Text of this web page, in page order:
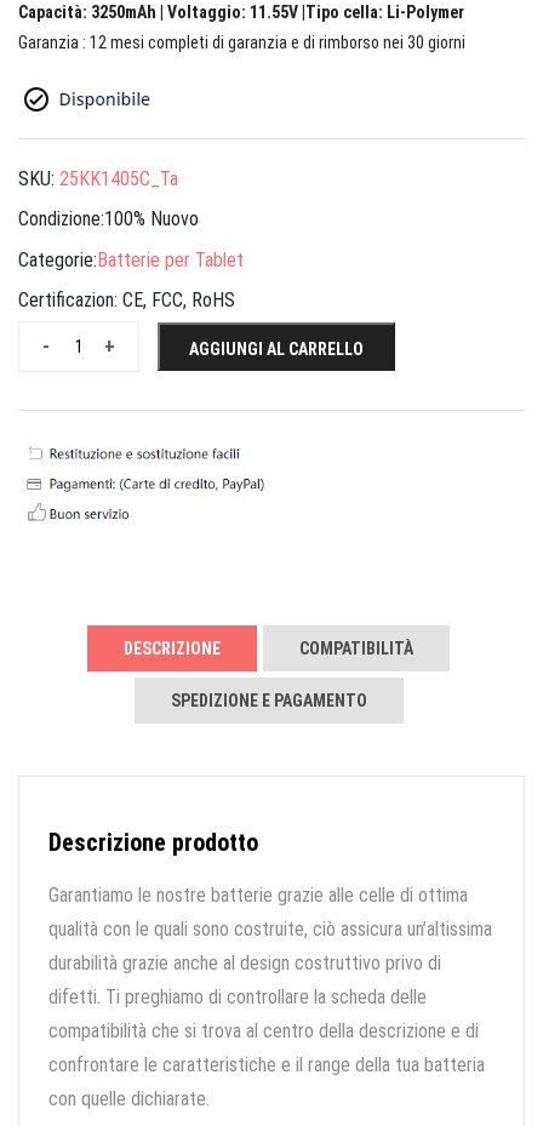
Capacità: 3250mAh | Voltaggio: 11.55V |Tipo cella: Li-Polymer
Garanzia : 12 mesi completi di garanzia e di rimborso nei 30 giorni
SKU: 25KK1405C_Ta
Condizione:100% Nuovo
Categorie:Batterie per Tablet
Certificazion: CE, FCC, RoHS
+
- AGGIUNGI AL CARRELLO
DESCRIZIONE COMPATIBILITÀ
SPEDIZIONE E PAGAMENTO
Descrizione prodotto
Garantiamo le nostre batterie grazie alle celle di ottima
qualità con le quali sono costruite, ciò assicura un’altissima
durabilità grazie anche al design costruttivo privo di
difetti. Ti preghiamo di controllare la scheda delle
compatibilità che si trova al centro della descrizione e di
confrontare le caratteristiche e il range della tua batteria
con quelle dichiarate.